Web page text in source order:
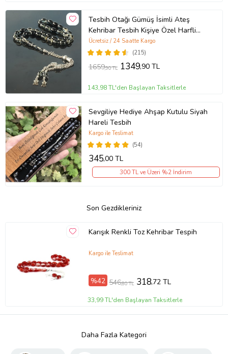
Tesbih Otağı Gümüş İsimli Ateş
Kehribar Tesbih Kişiye Özel Harfli
Ahşap Kutulu Sertifikalı Tespih
(Siyah)
(215)
Ücretsiz / 24 Saatte Kargo
1659,90 TL 1349,90 TL
143,98 TL'den Başlayan Taksitlerle
Sevgiliye Hediye Ahşap Kutulu Siyah
Hareli Tesbih
(54)
Kargo ile Teslimat
345,00 TL
300 TL ve Üzeri %2 İndirim
Son Gezdikleriniz
Karışık Renkli Toz Kehribar Tespih
Kargo ile Teslimat
%42 546,80 TL 318,72 TL
33,99 TL'den Başlayan Taksitlerle
Daha Fazla Kategori